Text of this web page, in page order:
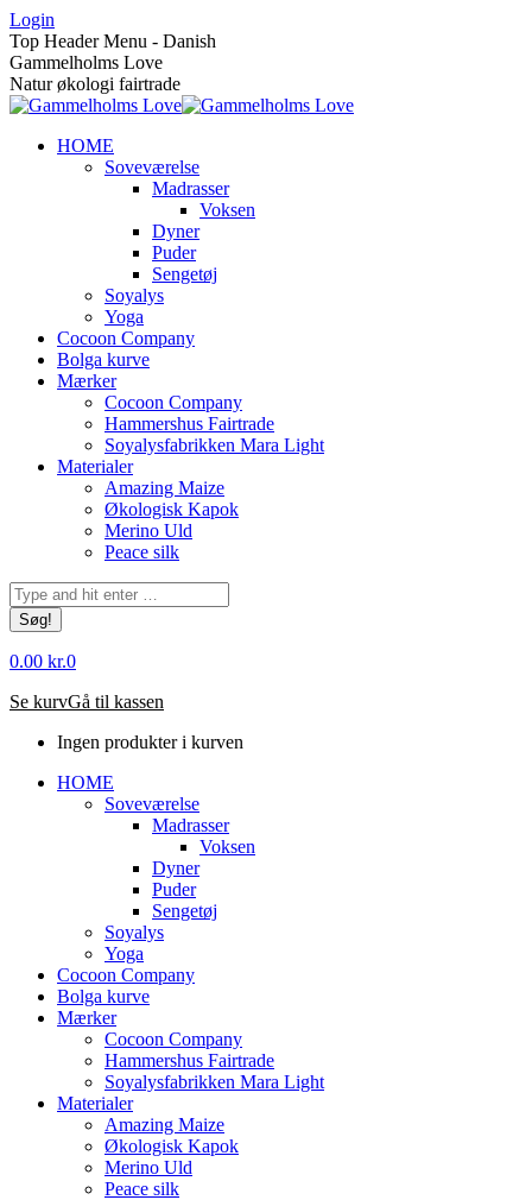
Skip
to
content
Login
Top Header Menu - Danish
Gammelholms Love
Natur økologi fairtrade
HOME
Soveværelse
Madrasser
Voksen
Dyner
Puder
Sengetøj
Soyalys
Yoga
Cocoon Company
Bolga kurve
Mærker
Cocoon Company
Hammershus Fairtrade
Soyalysfabrikken Mara Light
Materialer
Amazing Maize
Økologisk Kapok
Merino Uld
Peace silk
Søg:
0.00 kr.0
Se kurvGå til kassen
Ingen produkter i kurven
HOME
Soveværelse
Madrasser
Voksen
Dyner
Puder
Sengetøj
Soyalys
Yoga
Cocoon Company
Bolga kurve
Mærker
Cocoon Company
Hammershus Fairtrade
Soyalysfabrikken Mara Light
Materialer
Amazing Maize
Økologisk Kapok
Merino Uld
Peace silk